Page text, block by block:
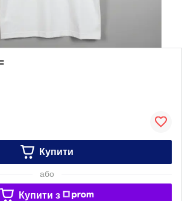
Купити
або
Купити з